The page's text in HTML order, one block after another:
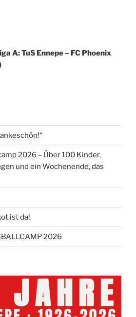
A: TuS Ennepe – FC Phoenix
2026 – Über 100 Kinder,
und ein Wochenende, das
ist da!
2026